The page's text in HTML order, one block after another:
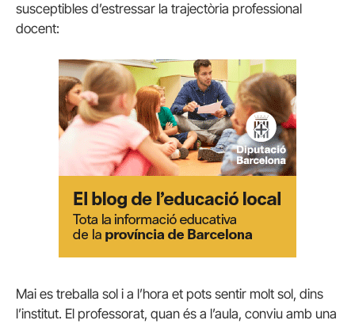
susceptibles d’estressar la trajectòria professional
docent:
Mai es treballa sol i a l’hora et pots sentir molt sol, dins
l’institut. El professorat, quan és a l’aula, conviu amb una